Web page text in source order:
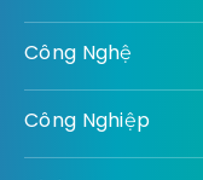
Công Nghệ
Công Nghiệp